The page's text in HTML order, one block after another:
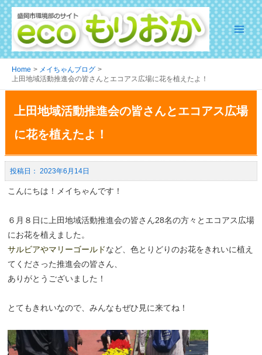
Home
メイちゃんブログ
上田地域活動推進会の皆さんとエコアス広場に花を植えたよ！
上田地域活動推進会の皆さんとエコアス広場
に花を植えたよ！
2023年6月14日
こんにちは！メイちゃんです！
６月８日に上田地域活動推進会の皆さん28名の方々とエコアス広場
にお花を植えました。
サルビアやマリーゴールドなど、色とりどりのお花をきれいに植え
てくださった推進会の皆さん、
ありがとうございました！
とてもきれいなので、みんなもぜひ見に来てね！